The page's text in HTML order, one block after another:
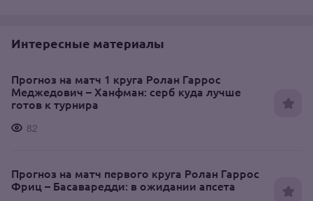
Интересные материалы
Прогноз на матч 1 круга Ролан Гаррос
Меджедович – Ханфман: серб куда лучше
готов к турнира
82
Прогноз на матч первого круга Ролан Гаррос
Фриц – Басаваредди: в ожидании апсета